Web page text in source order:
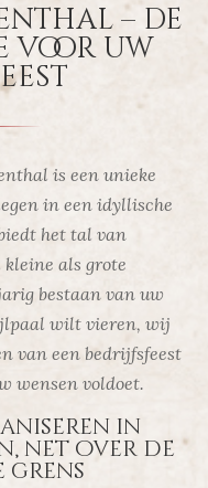
– de
voor uw
is een unieke
in een idyllische
het tal van
als grote
bestaan van uw
wilt vieren, wij
van een bedrijfsfeest
wensen voldoet.
in
net over de
grens